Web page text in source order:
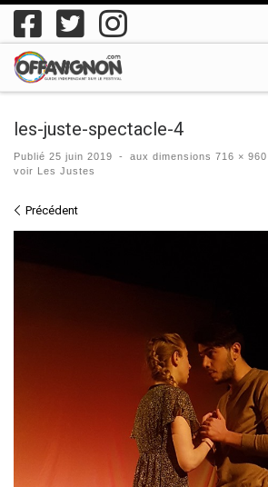
Passer au contenu
les-juste-spectacle-4
Publié 25 juin 2019 - aux dimensions 716 × 960
voir Les Justes
Navigation des images
Précédent